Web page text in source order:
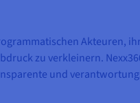
Akteuren,
zu verkleinern.
und